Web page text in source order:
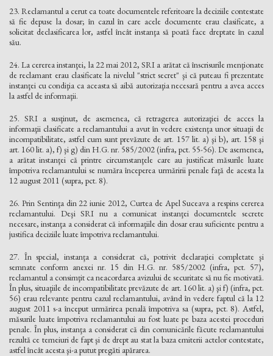
23. Reclamantul a cerut ca toate documentele referitoare la deciziile contestate
să fie depuse la dosar; în cazul în care acele documente erau clasificate, a
solicitat declasificarea lor, astfel încât instanţa să poată face dreptate în cazul
său.
24. La cererea instanţei, la 22 mai 2012, SRI a arătat că înscrisurile menţionate
de reclamant erau clasificate la nivelul "strict secret" şi că puteau fi prezentate
instanţei cu condiţia ca aceasta să aibă autorizaţia necesară pentru a avea acces
la astfel de informaţii.
25. SRI a susţinut, de asemenea, că retragerea autorizaţiei de acces la
informaţii clasificate a reclamantului a avut în vedere existenţa unor situaţii de
incompatibilitate, astfel cum sunt prevăzute de art. 157 lit. a) şi b), art. 158 şi
art. 160 lit. a), f) şi g) din H.G. nr. 585/2002 (infra, pct. 55-56). De asemenea,
a arătat instanţei că printre circumstanţele care au justificat măsurile luate
împotriva reclamantului se număra începerea urmăririi penale faţă de acesta la
12 august 2011 (supra, pct. 8).
26. Prin Sentinţa din 22 iunie 2012, Curtea de Apel Suceava a respins cererea
reclamantului. Deşi SRI nu a comunicat instanţei documentele secrete
necesare, instanţa a considerat că informaţiile din dosar erau suficiente pentru a
justifica deciziile luate împotriva reclamantului.
27. În special, instanţa a considerat că, potrivit declaraţiei completate şi
semnate conform anexei nr. 15 din H.G. nr. 585/2002 (infra, pct. 57),
reclamantul a consimţit ca neacordarea avizului de securitate să nu fie motivată.
În plus, situaţiile de incompatibilitate prevăzute de art. 160 lit. a) şi f) (infra, pct.
56) erau relevante pentru cazul reclamantului, având în vedere faptul că la 12
august 2011 s-a început urmărirea penală împotriva sa (supra, pct. 8). Astfel,
măsurile luate împotriva reclamantului au fost luate pe baza acestei proceduri
penale. În plus, instanţa a considerat că din comunicările făcute reclamantului
rezultă ce temeiuri de fapt şi de drept au stat la baza emiterii actelor contestate,
astfel încât acesta şi-a putut pregăti apărarea.